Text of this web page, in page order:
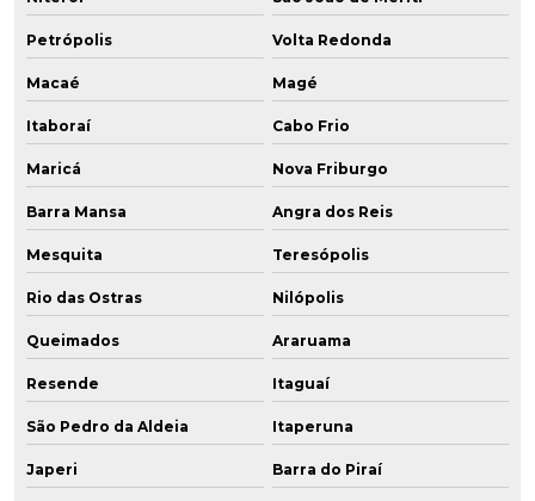
Petrópolis Volta Redonda
Macaé Magé
Itaboraí Cabo Frio
Maricá Nova Friburgo
Barra Mansa Angra dos Reis
Mesquita Teresópolis
Rio das Ostras Nilópolis
Queimados Araruama
Resende Itaguaí
São Pedro da Aldeia Itaperuna
Japeri Barra do Piraí